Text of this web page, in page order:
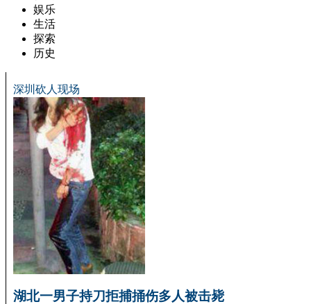
娱乐
生活
探索
历史
深圳砍人现场
湖北一男子持刀拒捕捅伤多人被击毙